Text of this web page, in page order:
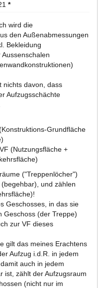
*
wird die
den Außenabmessungen
Bekleidung
nichts davon, dass
Aufzugsschächte
Grundfläche
(Nutzungsfläche +
("Treppenlöcher")
und zählen
Geschosses, in das sie
Geschoss (der Treppe)
zur VF dieses
gilt das meines Erachtens
Aufzug i.d.R. in jedem
auch in jedem
ist, zählt der Aufzugsraum
(nicht nur im